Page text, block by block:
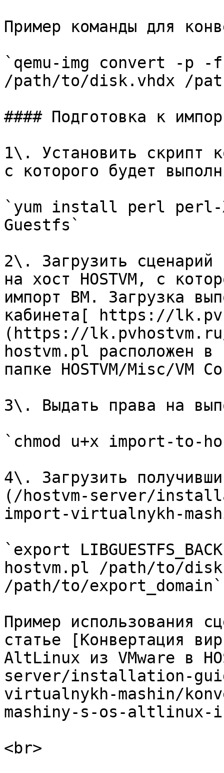
Пример команды для
`qemu-img convert -p -f
/path/to/disk.vhdx /
#### Подготовка к
1\. Установить скрипт
с которого будет
`yum install perl perl-
Guestfs`
2\. Загрузить
на хост HOSTVM, с
импорт ВМ. Загрузка
кабинета[ https://
(https://
hostvm.pl расположен в
папке HOSTVM/Misc/VM
3\. Выдать права на
`chmod u+x import-to-
4\. Загрузить
(/hostvm-server/
import-virtualnykh-
`export
hostvm.pl /path/to/
/path/to/export_domain`
Пример использования
статье [Конвертация
AltLinux из VMware в
server/installation-
virtualnykh-mashin/
mashiny-s-os-altlinux-